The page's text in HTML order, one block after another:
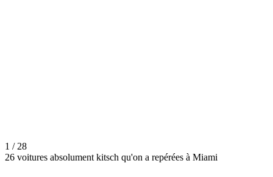
1 / 28
26 voitures absolument kitsch qu'on a repérées à Miami